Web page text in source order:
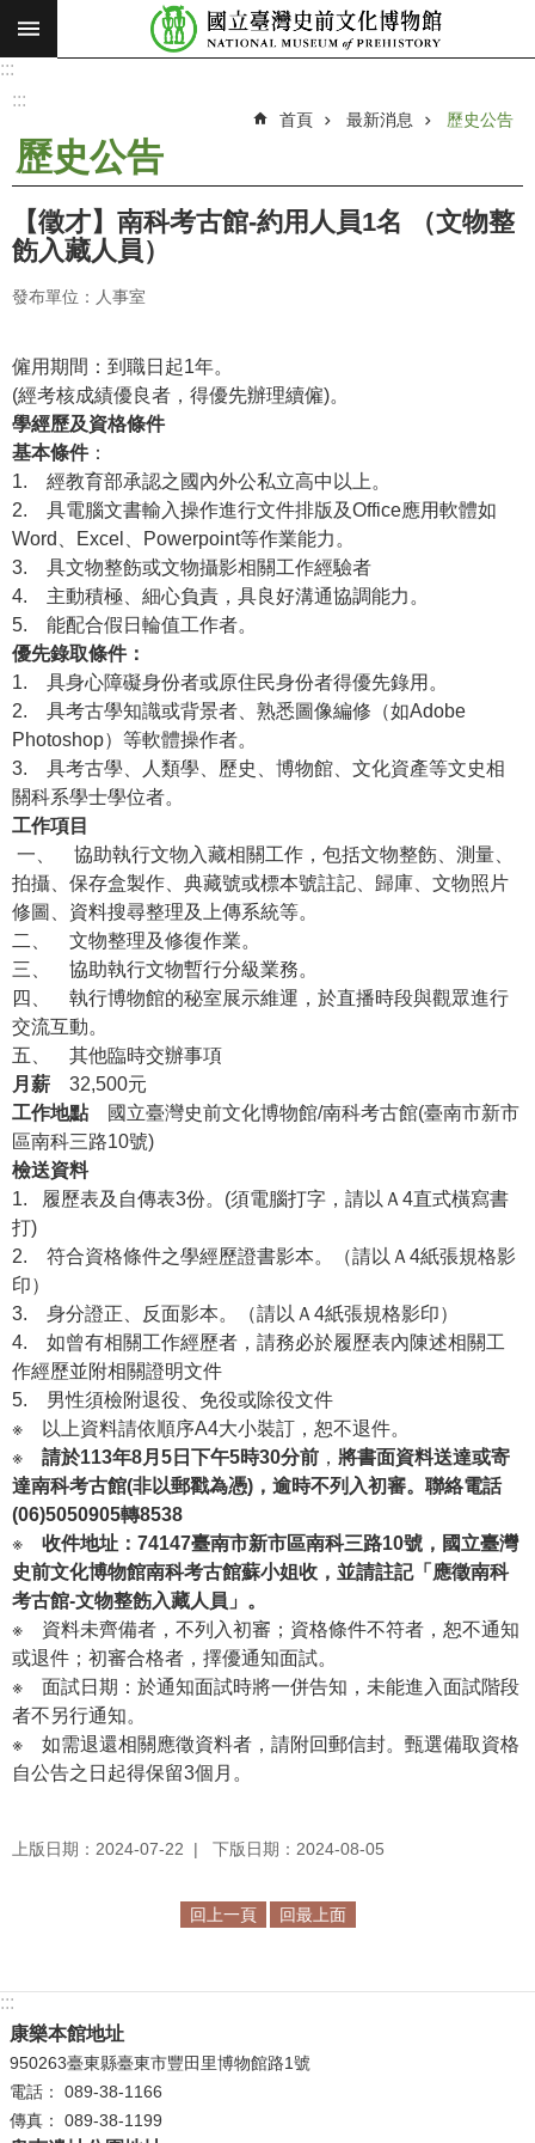
跳到主要內容區塊
搜
願
景
使
命
最
消
息
參
展
覽
學
習
探
索
認
識
我
們
便
民
服
務
性
別
平
等
專
區
友
措
施
服
服
務
信
箱
網
站
導
覽
R
S
網
料
私
權
保
護
:::
:::
首頁 最新消息 歷史公告
歷史公告
【徵才】南科考古館-約用人員1名 （文物整
飭入藏人員）
發布單位：人事室
僱用期間：到職日起1年。
(經考核成績優良者，得優先辦理續僱)。
學經歷及資格條件
基本條件：
1.
經教育部承認之國內外公私立高中以上。
2.
具電腦文書輸入操作進行文件排版及Office應用軟體如
Word、Excel、Powerpoint等作業能力。
3.
具文物整飭或文物攝影相關工作經驗者
4.
主動積極、細心負責，具良好溝通協調能力。
5.
能配合假日輪值工作者。
優先錄取條件：
1.
具身心障礙身份者或原住民身份者得優先錄用。
2.
具考古學知識或背景者、熟悉圖像編修（如Adobe
Photoshop）等軟體操作者。
3.
具考古學、人類學、歷史、博物館、文化資產等文史相
關科系學士學位者。
工作項目
一、
協助執行文物入藏相關工作，包括文物整飭、測量、
拍攝、保存盒製作、典藏號或標本號註記、歸庫、文物照片
修圖、資料搜尋整理及上傳系統等。
二、
文物整理及修復作業。
三、
協助執行文物暫行分級業務。
四、
執行博物館的秘室展示維運，於直播時段與觀眾進行
交流互動。
五、
其他臨時交辦事項
月薪
32,500元
工作地點
國立臺灣史前文化博物館/南科考古館(臺南市新市
區南科三路10號)
檢送資料
1.
履歷表及自傳表3份。(須電腦打字，請以Ａ4直式橫寫書
打)
2.
符合資格條件之學經歷證書影本。（請以Ａ4紙張規格影
印）
3.
身分證正、反面影本。（請以Ａ4紙張規格影印）
4.
如曾有相關工作經歷者，請務必於履歷表內陳述相關工
作經歷並附相關證明文件
5.
男性須檢附退役、免役或除役文件
※
以上資料請依順序A4大小裝訂，恕不退件。
※
請於113年8月5日下午5時30分前 ， 將書面資料送達或寄
達南科考古館(非以郵戳為憑)，逾時不列入初審。聯絡電話
(06)5050905轉8538
※ 收件地址：74147臺南市新市區南科三路10號，國立臺灣
史前文化博物館南科考古館蘇小姐收，並請註記「應徵南科
考古館-文物整飭入藏人員」。
※
資料未齊備者，不列入初審；資格條件不符者，恕不通知
或退件；初審合格者，擇優通知面試。
※
面試日期：於通知面試時將一併告知，未能進入面試階段
者不另行通知。
※
如需退還相關應徵資料者，請附回郵信封。甄選備取資格
自公告之日起得保留3個月。
上版日期：2024-07-22 下版日期：2024-08-05
回上一頁 回最上面
:::
康樂本館地址
950263臺東縣臺東市豐田里博物館路1號
電話： 089-38-1166
傳真： 089-38-1199